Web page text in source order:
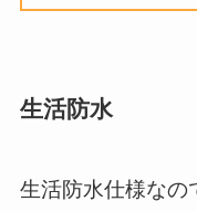
生活防水
生活防水仕様なの